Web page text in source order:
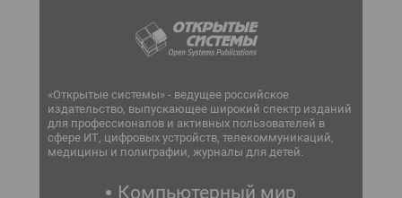
«Открытые системы» - ведущее российское
издательство, выпускающее широкий спектр изданий
для профессионалов и активных пользователей в
сфере ИТ, цифровых устройств, телекоммуникаций,
медицины и полиграфии, журналы для детей.
Компьютерный мир